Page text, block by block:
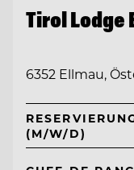
Tirol Lodge
6352 Ellmau,
(M/W/D)